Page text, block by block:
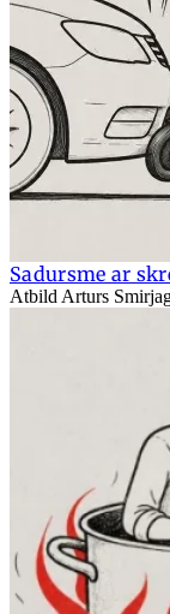
Sadursme ar
Atbild Arturs